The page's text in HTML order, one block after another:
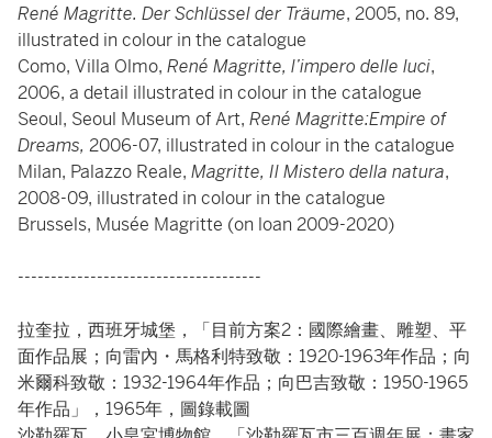
René Magritte. Der Schlüssel der Träume, 2005, no. 89,
illustrated in colour in the catalogue
Como, Villa Olmo, René Magritte, l’impero delle luci,
2006, a detail illustrated in colour in the catalogue
Seoul, Seoul Museum of Art, René Magritte:Empire of
Dreams, 2006-07, illustrated in colour in the catalogue
Milan, Palazzo Reale, Magritte, Il Mistero della natura,
2008-09, illustrated in colour in the catalogue
Brussels, Musée Magritte (on loan 2009-2020)
-------------------------------------
拉奎拉，西班牙城堡，「目前方案2：國際繪畫、雕塑、平
面作品展；向雷內・馬格利特致敬：1920-1963年作品；向
米爾科致敬：1932-1964年作品；向巴吉致敬：1950-1965
年作品」，1965年，圖錄載圖